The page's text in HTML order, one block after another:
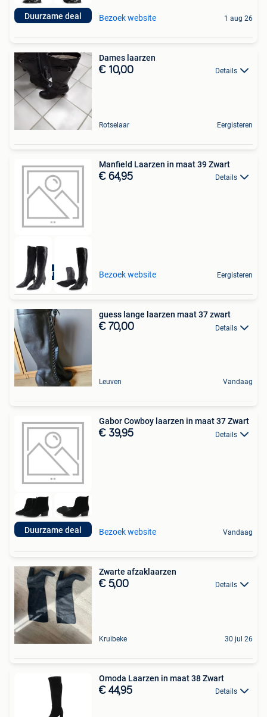
Duurzame deal Bezoek website 1 aug 26
Dames laarzen
€ 10,00 Details
Rotselaar Eergisteren
Duurzame deal
Manfield Laarzen in maat 39 Zwart
€ 64,95 Details
Bezoek website Eergisteren
guess lange laarzen maat 37 zwart
€ 70,00 Details
Leuven Vandaag
Duurzame deal
Gabor Cowboy laarzen in maat 37 Zwart
€ 39,95 Details
Bezoek website Vandaag
Zwarte afzaklaarzen
€ 5,00 Details
Kruibeke 30 jul 26
Omoda Laarzen in maat 38 Zwart
€ 44,95 Details